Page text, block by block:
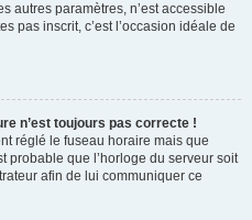
autres paramètres, n’est accessible
pas inscrit, c’est l’occasion idéale de
n’est toujours pas correcte !
réglé le fuseau horaire mais que
probable que l’horloge du serveur soit
afin de lui communiquer ce